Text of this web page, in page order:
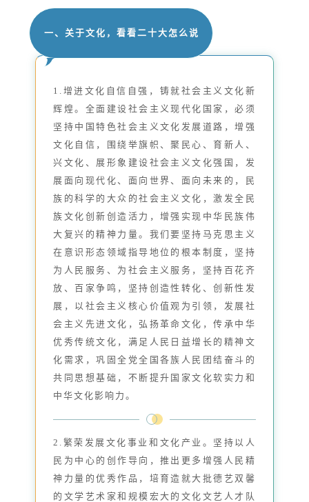
一、关于文化，看看二十大怎么说
1.增进文化自信自强，铸就社会主义文化新
辉煌。全面建设社会主义现代化国家，必须
坚持中国特色社会主义文化发展道路，增强
文化自信，围绕举旗帜、聚民心、育新人、
兴文化、展形象建设社会主义文化强国，发
展面向现代化、面向世界、面向未来的，民
族的科学的大众的社会主义文化，激发全民
族文化创新创造活力，增强实现中华民族伟
大复兴的精神力量。我们要坚持马克思主义
在意识形态领域指导地位的根本制度，坚持
为人民服务、为社会主义服务，坚持百花齐
放、百家争鸣，坚持创造性转化、创新性发
展，以社会主义核心价值观为引领，发展社
会主义先进文化，弘扬革命文化，传承中华
优秀传统文化，满足人民日益增长的精神文
化需求，巩固全党全国各族人民团结奋斗的
共同思想基础，不断提升国家文化软实力和
中华文化影响力。
2.繁荣发展文化事业和文化产业。坚持以人
民为中心的创作导向，推出更多增强人民精
神力量的优秀作品，培育造就大批德艺双馨
的文学艺术家和规模宏大的文化文艺人才队